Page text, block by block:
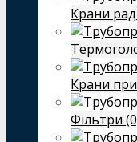
Крани
Крани
Фільтри